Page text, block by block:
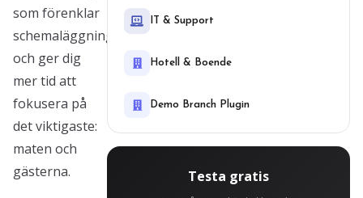
som förenklar
schemaläggning
och ger dig
mer tid att
fokusera på
det viktigaste:
maten och
gästerna.
IT & Support
Hotell & Boende
Demo Branch Plugin
Testa gratis